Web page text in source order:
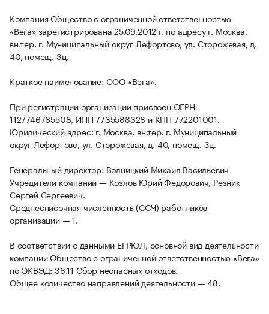
Компания Общество с ограниченной ответственностью
«Вега» зарегистрирована 25.09.2012 г. по адресу г. Москва,
вн.тер. г. Муниципальный округ Лефортово, ул. Сторожевая, д.
40, помещ. 3ц.
Краткое наименование: ООО «Вега».
При регистрации организации присвоен ОГРН
1127746765508, ИНН 7735588328 и КПП 772201001.
Юридический адрес: г. Москва, вн.тер. г. Муниципальный
округ Лефортово, ул. Сторожевая, д. 40, помещ. 3ц.
Генеральный директор: Волницкий Михаил Васильевич
Учредители компании — Козлов Юрий Федорович, Резник
Сергей Сергеевич.
Среднесписочная численность (ССЧ) работников
организации — 1.
В соответствии с данными ЕГРЮЛ, основной вид деятельности
компании Общество с ограниченной ответственностью «Вега»
по ОКВЭД: 38.11 Сбор неопасных отходов.
Общее количество направлений деятельности — 48.